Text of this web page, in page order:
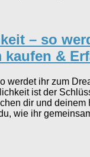
– so
kaufen &
werdet ihr zum
ist der
dir und deinem
wie ihr